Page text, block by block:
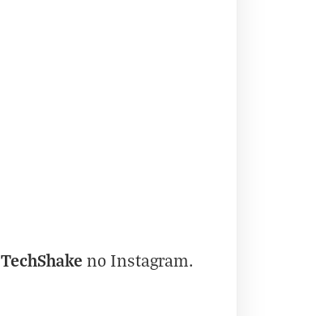
TechShake no Instagram.